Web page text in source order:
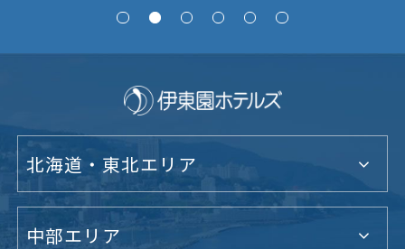
北海道・東北エリア
中部エリア